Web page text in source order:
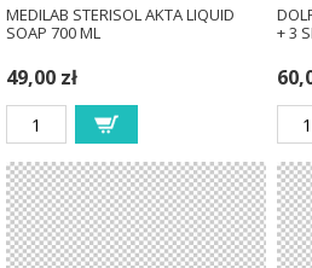
MEDILAB STERISOL AKTA LIQUID
SOAP 700 ML
49,00 zł
+ 3